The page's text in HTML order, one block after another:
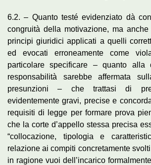
6.2. – Quanto testé evidenziato dà
congruità della motivazione, ma anche
principi giuridici applicati a quelli
ed evocati erroneamente come
particolare specificare – quanto
responsabilità sarebbe affermata
presunzioni – che trattasi di
evidentemente gravi, precise e
requisiti di legge per formare prova
che la corte d’appello stessa precisa
“collocazione, tipologia e
relazione ai compiti concretamente
in ragione vuoi dell’incarico